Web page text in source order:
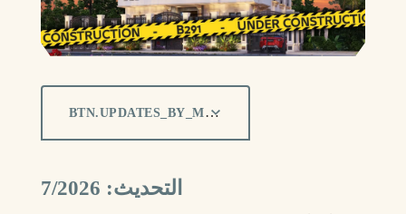
التحديث: 7/2026
BTN.UPDATES_BY_MONTH